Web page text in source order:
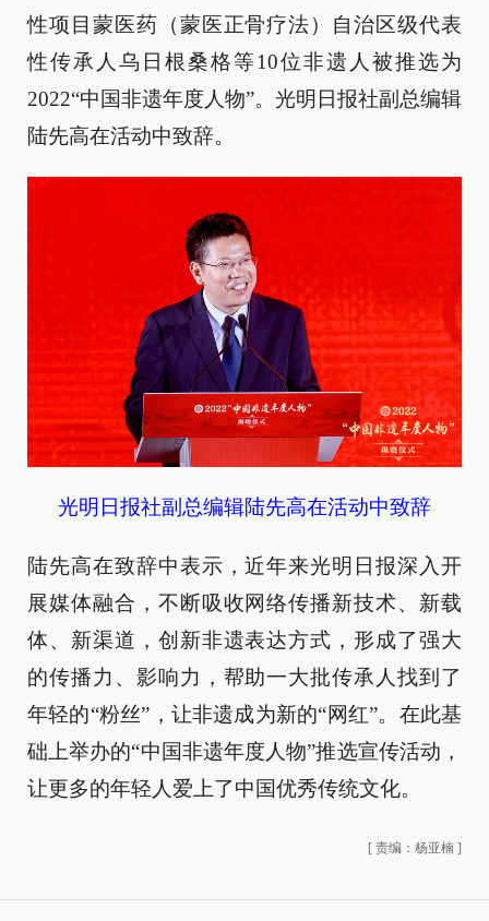
性项目蒙医药（蒙医正骨疗法）自治区级代表
性传承人乌日根桑格等10位非遗人被推选为
2022“中国非遗年度人物”。光明日报社副总编辑
陆先高在活动中致辞。
光明日报社副总编辑陆先高在活动中致辞
陆先高在致辞中表示，近年来光明日报深入开
展媒体融合，不断吸收网络传播新技术、新载
体、新渠道，创新非遗表达方式，形成了强大
的传播力、影响力，帮助一大批传承人找到了
年轻的“粉丝”，让非遗成为新的“网红”。在此基
础上举办的“中国非遗年度人物”推选宣传活动，
让更多的年轻人爱上了中国优秀传统文化。
[ 责编：杨亚楠 ]